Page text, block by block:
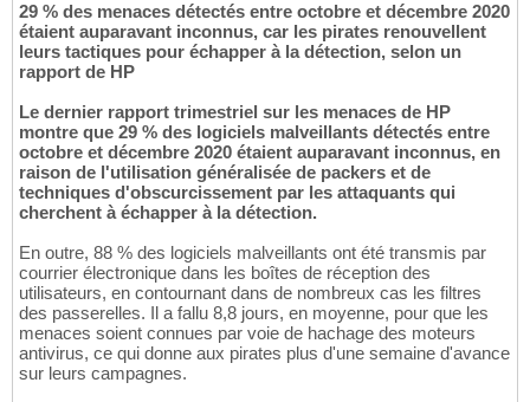
29 % des menaces détectés entre octobre et décembre 2020
étaient auparavant inconnus, car les pirates renouvellent
leurs tactiques pour échapper à la détection, selon un
rapport de HP
Le dernier rapport trimestriel sur les menaces de HP
montre que 29 % des logiciels malveillants détectés entre
octobre et décembre 2020 étaient auparavant inconnus, en
raison de l'utilisation généralisée de packers et de
techniques d'obscurcissement par les attaquants qui
cherchent à échapper à la détection.
En outre, 88 % des logiciels malveillants ont été transmis par
courrier électronique dans les boîtes de réception des
utilisateurs, en contournant dans de nombreux cas les filtres
des passerelles. Il a fallu 8,8 jours, en moyenne, pour que les
menaces soient connues par voie de hachage des moteurs
antivirus, ce qui donne aux pirates plus d'une semaine d'avance
sur leurs campagnes.